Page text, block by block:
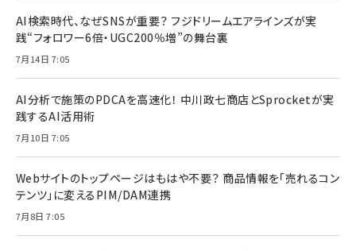
AI検索時代、なぜSNSが重要？ フジドリームエアラインズが実
践“フォロワー6倍・UGC200％増”の舞台裏
7月14日 7:05
AI分析で施策のPDCAを高速化！ 中川政七商店とSprocketが実
践するAI活用術
7月10日 7:05
Webサイトのトップページはもはや不要？ 商品情報を「売れるコン
テンツ」に変えるPIM/DAM連携
7月8日 7:05